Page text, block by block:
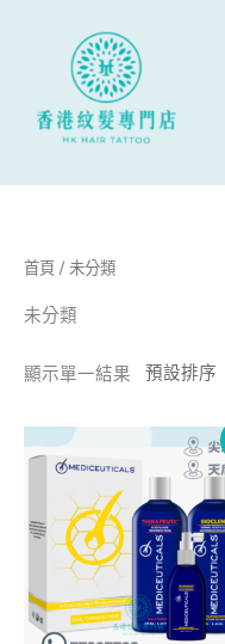
首頁 / 未分類
未分類
顯示單一結果
原
價
格：
$1020。
價
格：
$920。